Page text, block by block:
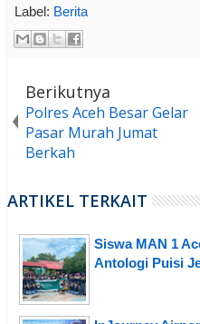
Label: Berita
Berikutnya
Polres Aceh Besar Gelar
Pasar Murah Jumat
Berkah
ARTIKEL TERKAIT
Siswa MAN 1
Antologi Puisi